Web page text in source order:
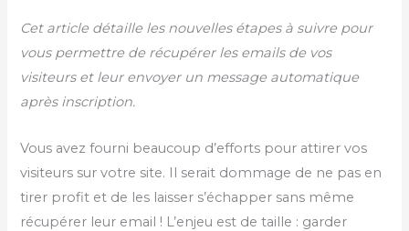
Cet article détaille les nouvelles étapes à suivre pour
vous permettre de récupérer les emails de vos
visiteurs et leur envoyer un message automatique
après inscription.
Vous avez fourni beaucoup d’efforts pour attirer vos
visiteurs sur votre site. Il serait dommage de ne pas en
tirer profit et de les laisser s’échapper sans même
récupérer leur email ! L’enjeu est de taille : garder